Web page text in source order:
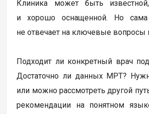
Клиника может быть
и хорошо оснащенной. Но
не отвечает на ключевые вопросы
Подходит ли конкретный врач
Достаточно ли данных МРТ?
или можно рассмотреть другой
рекомендации на понятном